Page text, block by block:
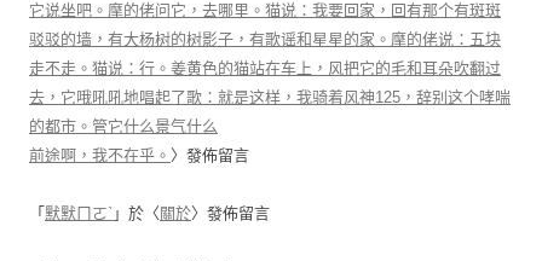
它说坐吧。摩的佬问它，去哪里。猫说：我要回家，回有那个有斑斑
驳驳的墙，有大杨树的树影子，有歌谣和星星的家。摩的佬说：五块
走不走。猫说：行。姜黄色的猫站在车上，风把它的毛和耳朵吹翻过
去，它哦吼吼地唱起了歌：就是这样，我骑着风神125，辞别这个哮喘
的都市。管它什么景气什么
前途啊，我不在乎。 〉發佈留言
「 默默ㄇㄛˋ 」於〈 關於〉發佈留言